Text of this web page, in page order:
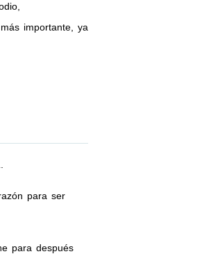
importante, ya
para ser
para después